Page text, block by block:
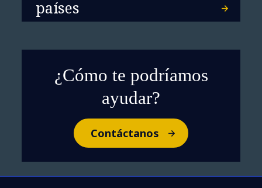
países
¿Cómo te podríamos
ayudar?
Contáctanos